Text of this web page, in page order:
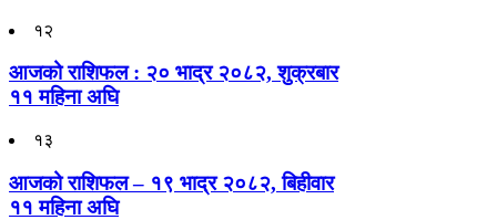
१२
आजको राशिफल : २० भाद्र २०८२, शुक्रबार
११ महिना अघि
१३
आजको राशिफल – १९ भाद्र २०८२, बिहीवार
११ महिना अघि